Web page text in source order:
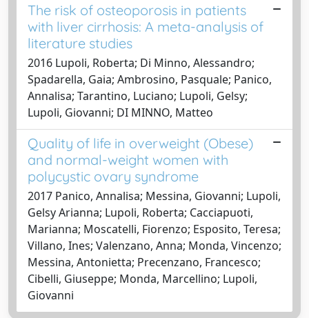
The risk of osteoporosis in patients
with liver cirrhosis: A meta-analysis of
literature studies
2016 Lupoli, Roberta; Di Minno, Alessandro;
Spadarella, Gaia; Ambrosino, Pasquale; Panico,
Annalisa; Tarantino, Luciano; Lupoli, Gelsy;
Lupoli, Giovanni; DI MINNO, Matteo
Quality of life in overweight (Obese)
and normal-weight women with
polycystic ovary syndrome
2017 Panico, Annalisa; Messina, Giovanni; Lupoli,
Gelsy Arianna; Lupoli, Roberta; Cacciapuoti,
Marianna; Moscatelli, Fiorenzo; Esposito, Teresa;
Villano, Ines; Valenzano, Anna; Monda, Vincenzo;
Messina, Antonietta; Precenzano, Francesco;
Cibelli, Giuseppe; Monda, Marcellino; Lupoli,
Giovanni